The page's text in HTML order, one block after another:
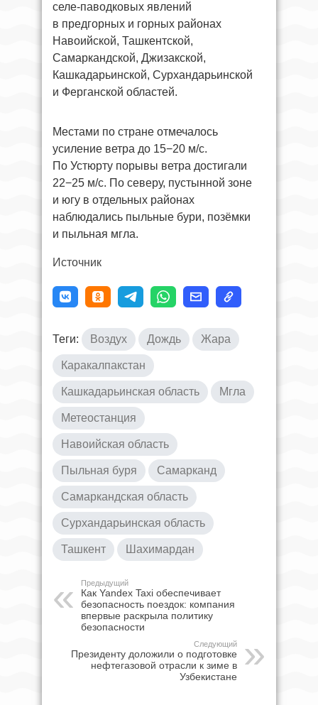
селе-паводковых явлений
в предгорных и горных районах
Навоийской, Ташкентской,
Самаркандской, Джизакской,
Кашкадарьинской, Сурхандарьинской
и Ферганской областей.
Местами по стране отмечалось
усиление ветра до 15−20 м/с.
По Устюрту порывы ветра достигали
22−25 м/с. По северу, пустынной зоне
и югу в отдельных районах
наблюдались пыльные бури, позёмки
и пыльная мгла.
Источник
Теги: Воздух Дождь Жара
Каракалпакстан
Кашкадарьинская область Мгла
Метеостанция
Навоийская область
Пыльная буря Самарканд
Самаркандская область
Сурхандарьинская область
Ташкент Шахимардан
Предыдущий
Как Yandex Taxi обеспечивает
безопасность поездок: компания
впервые раскрыла политику
безопасности
Следующий
Президенту доложили о подготовке
нефтегазовой отрасли к зиме в
Узбекистане